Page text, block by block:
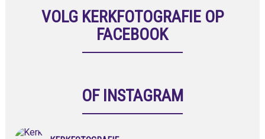
VOLG KERKFOTOGRAFIE OP
FACEBOOK
OF INSTAGRAM